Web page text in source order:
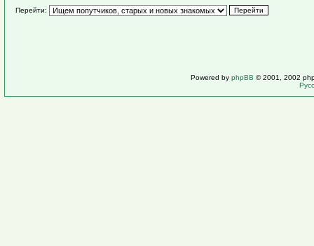
Перейти:
Powered by phpBB © 2001, 2002